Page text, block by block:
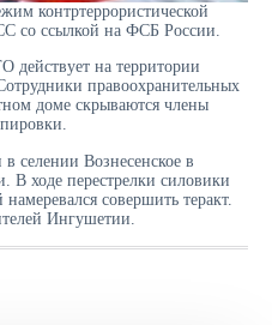
контртеррористической
со ссылкой на ФСБ России.
на территории
правоохранительных
доме скрываются члены
селении Вознесенское в
В ходе перестрелки силовики
совершить теракт.
Ингушетии.